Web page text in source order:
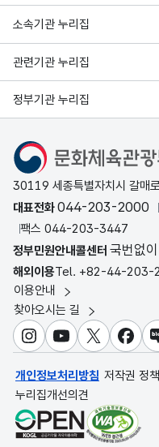
소속기관 누리집
관련기관 누리집
정부기관 누리집
문화체육관광부
30119 세종특별자치시 갈매
대표전화044-203-2000
팩스 044-203-3447
정부민원안내콜센터 국번없
해외이용Tel. +82-44-203-
이용안내
찾아오시는 길
인스타그램
유튜브X 페이
개인정보처리방침 저작권 정책
누리집개선의견